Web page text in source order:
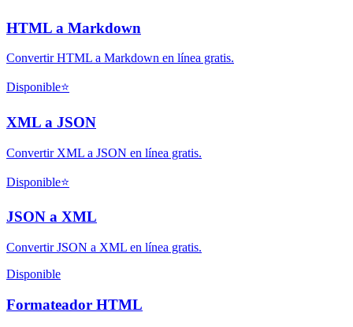
HTML a Markdown
Convertir HTML a Markdown en línea gratis.
Disponible⭐
XML a JSON
Convertir XML a JSON en línea gratis.
Disponible⭐
JSON a XML
Convertir JSON a XML en línea gratis.
Disponible
Formateador HTML